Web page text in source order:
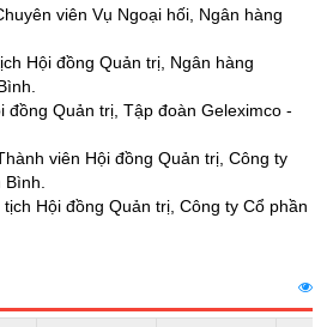
viên Vụ Ngoại hối, Ngân hàng
Hội đồng Quản trị, Ngân hàng
đồng Quản trị, Tập đoàn Geleximco -
viên Hội đồng Quản trị, Công ty
Hội đồng Quản trị, Công ty Cổ phần